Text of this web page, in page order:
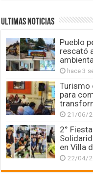
ULTIMAS NOTICIAS
Pueblo
rescató
hace 3
Turismo
para
21/06/
2°
en Villa
22/04/